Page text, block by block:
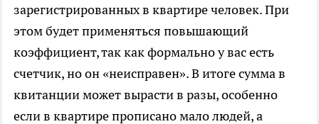
зарегистрированных в квартире человек. При
этом будет применяться повышающий
коэффициент, так как формально у вас есть
счетчик, но он «неисправен». В итоге сумма в
квитанции может вырасти в разы, особенно
если в квартире прописано мало людей, а